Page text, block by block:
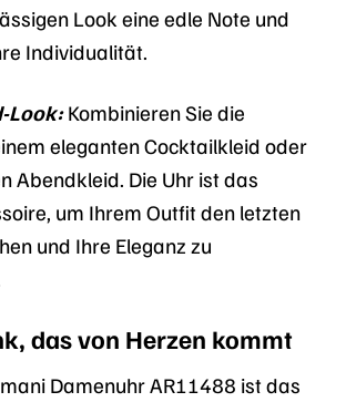
Look eine edle Note und
Individualität.
Look:Kombinieren Sie die
eleganten Cocktailkleid oder
Abendkleid. Die Uhr ist das
um Ihrem Outfit den letzten
und Ihre Eleganz zu
das von Herzen kommt
Damenuhr AR11488 ist das